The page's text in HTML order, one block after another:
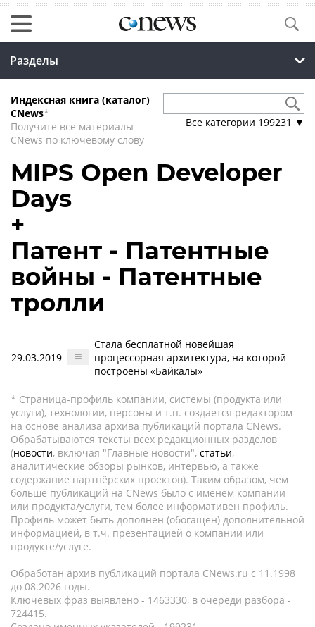
Разделы
Индексная книга (каталог)
CNews*
Получите все материалы
CNews по ключевому слову
Все категории 199231 ▼
MIPS Open Developer
Days
+
Патент - Патентные
войны - Патентные
тролли
29.03.2019
Стала бесплатной новейшая
процессорная архитектура, на которой
построены «Байкалы»
* Страница-профиль компании, системы (продукта или
услуги), технологии, персоны и т.п. создается редактором
на основе анализа архива публикаций портала CNews.
Обрабатываются тексты всех редакционных разделов
(новости, включая "Главные новости", статьи,
аналитические обзоры рынков, интервью, а также
содержание партнёрских проектов). Таким образом, чем
больше публикаций на CNews было с именем компании
или продукта/услуги, тем более информативен профиль.
Профиль может быть дополнен (обогащен) дополнительной
информацией, в т.ч. презентацией о компании или
продукте/услуге.
Обработан архив публикаций портала CNews.ru c 11.1998
до 08.2026 годы.
Ключевых фраз выявлено - 1463330, в очереди разбора -
724415.